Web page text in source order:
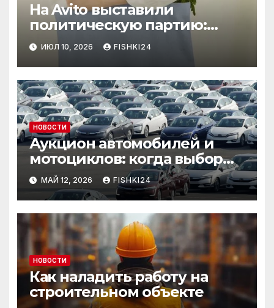
На Avito выставили
политическую партию:
необычный лот привлёк
внимание
ИЮЛ 10, 2026 FISHKI24
НОВОСТИ
Аукцион автомобилей и
мотоциклов: когда выбор
становится осознанным
МАЙ 12, 2026 FISHKI24
НОВОСТИ
Как наладить работу на
строительном объекте